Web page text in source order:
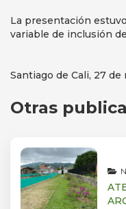
La presentación
variable de inclusión
Santiago de Cali, 27
Otras